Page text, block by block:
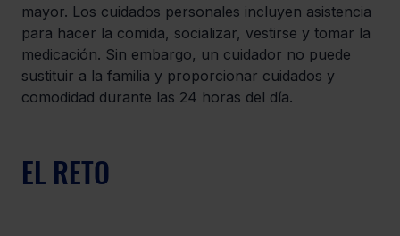
mayor. Los cuidados personales incluyen asistencia
para hacer la comida, socializar, vestirse y tomar la
medicación. Sin embargo, un cuidador no puede
sustituir a la familia y proporcionar cuidados y
comodidad durante las 24 horas del día.
EL RETO